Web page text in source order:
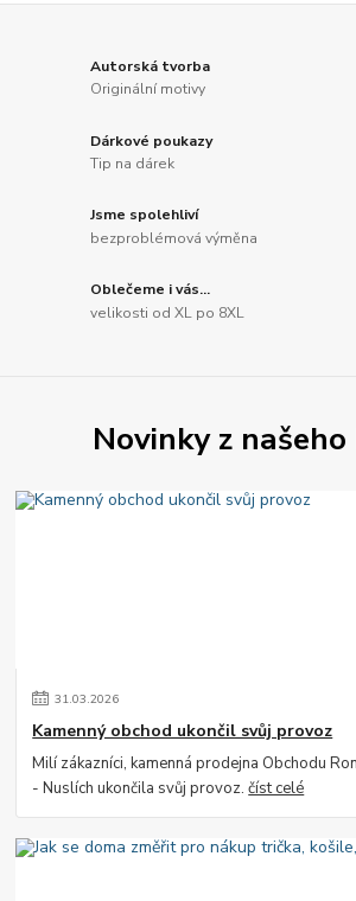
Autorská tvorba
Originální motivy
Dárkové poukazy
Tip na dárek
Jsme spolehliví
bezproblémová výměna
Oblečeme i vás...
velikosti od XL po 8XL
Novinky z
31.03.2026
Kamenný obchod ukončil svůj provoz
Milí zákazníci, kamenná prodejna Obchodu
- Nuslích ukončila svůj provoz.číst celé